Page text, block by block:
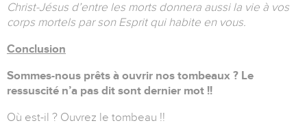
Christ-Jésus d’entre les morts donnera aussi la vie à vos
corps mortels par son Esprit qui habite en vous.
Conclusion
Sommes-nous prêts à ouvrir nos tombeaux ? Le
ressuscité n’a pas dit sont dernier mot !!
Où est-il ? Ouvrez le tombeau !!